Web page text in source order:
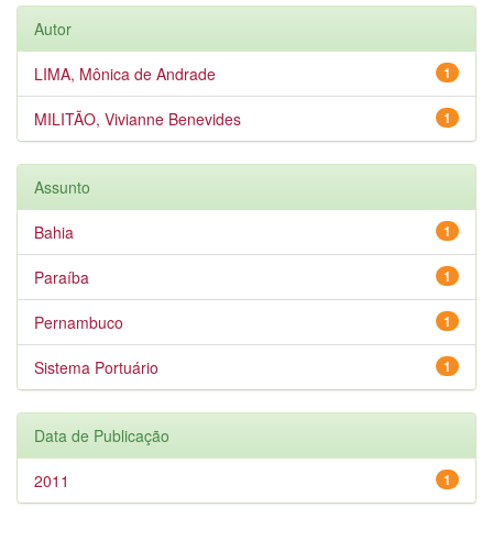
Autor
1
LIMA, Mônica de Andrade
1
MILITÃO, Vivianne Benevides
Assunto
1
Bahia
1
Paraíba
1
Pernambuco
1
Sistema Portuário
Data de Publicação
1
2011